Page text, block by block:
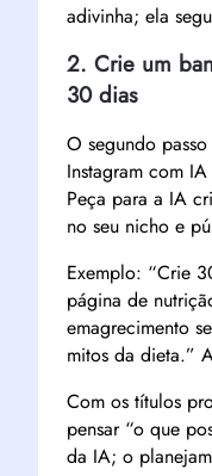
adivinha; ela
2. Crie um
30 dias
O segundo
Instagram com
Peça para a IA
no seu nicho e
Exemplo: “Crie
página de
emagrecimento
mitos da dieta.”
Com os títulos
pensar “o que
da IA; o